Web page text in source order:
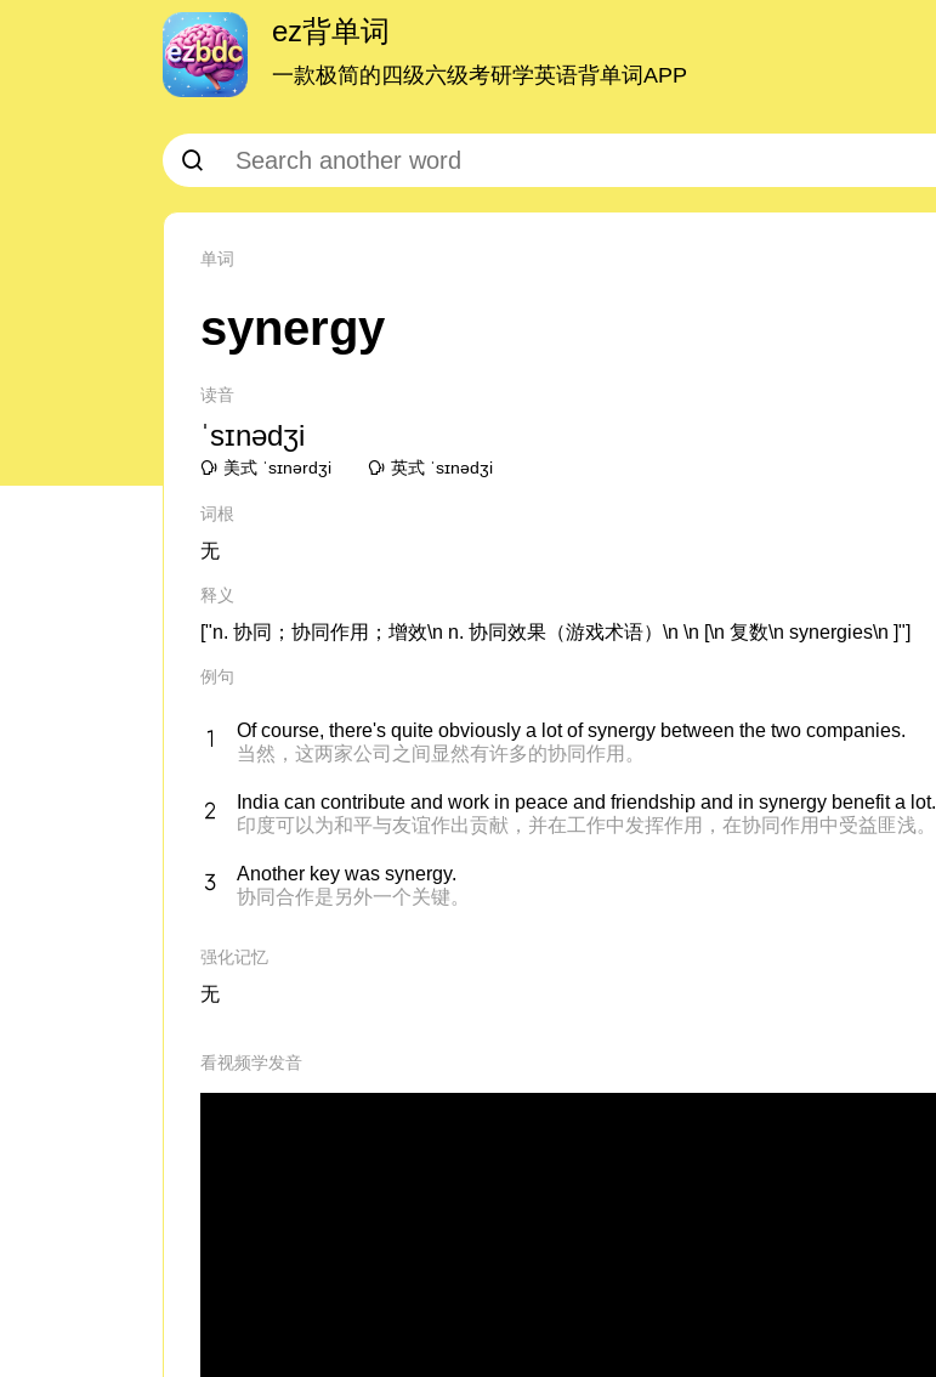
ez背单词
一款极简的四级六级考研学英语背单词APP
单词
synergy
读音
ˈsɪnədʒi
美式 ˈsɪnərdʒi 英式 ˈsɪnədʒi
词根
无
释义
["n. 协同；协同作用；增效\n n. 协同效果（游戏术语）\n \n [\n 复数\n synergies\n ]"]
例句
Of course, there's quite obviously a lot of synergy between the two companies.
当然，这两家公司之间显然有许多的协同作用。
India can contribute and work in peace and friendship and in synergy benefit a lot.
印度可以为和平与友谊作出贡献，并在工作中发挥作用，在协同作用中受益匪浅。
Another key was synergy.
协同合作是另外一个关键。
强化记忆
无
看视频学发音